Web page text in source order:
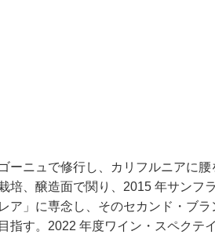
ーニュで修行し、カリフルニアに
培、醸造面で関り、2015 年サン
ア」に専念し、そのセカンド・ブ
指す。2022 年度ワイン・スペク